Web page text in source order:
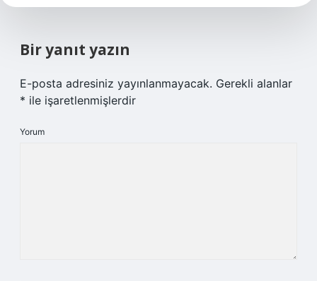
Bir yanıt yazın
E-posta adresiniz yayınlanmayacak. Gerekli alanlar
* ile işaretlenmişlerdir
Yorum